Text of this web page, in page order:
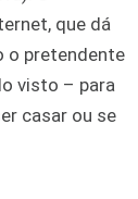
que dá
o pretendente
visto – para
casar ou se